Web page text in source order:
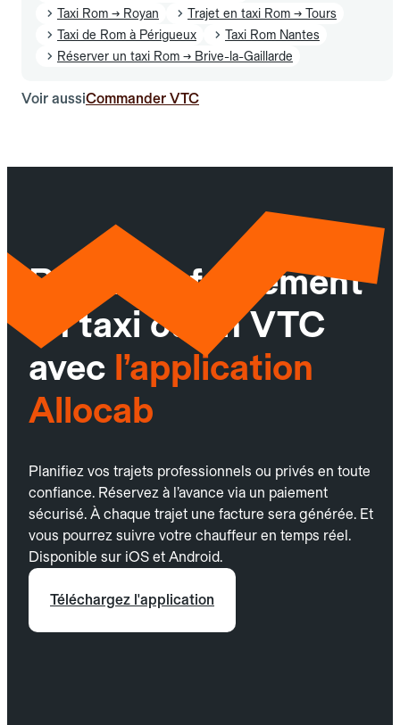
Taxi Rom → Royan
Trajet en taxi Rom → Tours
Taxi de Rom à Périgueux
Taxi Rom Nantes
Réserver un taxi Rom → Brive-la-Gaillarde
Voir aussiCommander VTC
Réservez facilement
un taxi ou un VTC
avec l’application
Allocab
Planifiez vos trajets professionnels ou privés en toute
confiance. Réservez à l’avance via un paiement
sécurisé. À chaque trajet une facture sera générée. Et
vous pourrez suivre votre chauffeur en temps réel.
Disponible sur iOS et Android.
Téléchargez l'application